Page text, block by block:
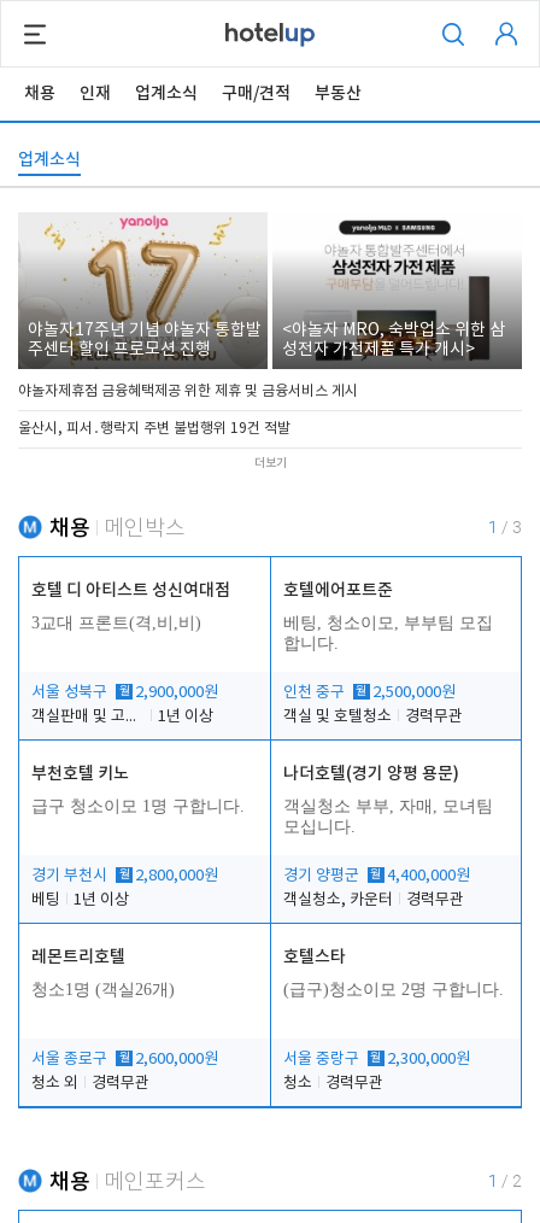
채용 인재 업계소식 구매/견적 부동산
업계소식
야놀자17주년 기념 야놀자 통합발
주센터 할인 프로모션 진행
<야놀자 MRO, 숙박업소 위한 삼
성전자 가전제품 특가 개시>
야놀자제휴점 금융혜택제공 위한 제휴 및 금융서비스 게시
울산시, 피서․행락지 주변 불법행위 19건 적발
더보기
채용 메인박스 1 / 3
호텔 디 아티스트 성신여대점
3교대 프론트(격,비,비)
서울 성북구 월 2,900,000원
객실판매 및 고객응대
1년 이상
호텔에어포트준
베팅, 청소이모, 부부팀 모집
합니다.
인천 중구 월 2,500,000원
객실 및 호텔청소
경력무관
부천호텔 키노
급구 청소이모 1명 구합니다.
경기 부천시 월 2,800,000원
베팅
1년 이상
나더호텔(경기 양평 용문)
객실청소 부부, 자매, 모녀팀
모십니다.
경기 양평군 월 4,400,000원
객실청소, 카운터
경력무관
레몬트리호텔
청소1명 (객실26개)
서울 종로구 월 2,600,000원
청소 외
경력무관
호텔스타
(급구)청소이모 2명 구합니다.
서울 중랑구 월 2,300,000원
청소
경력무관
채용 메인포커스 1 / 2